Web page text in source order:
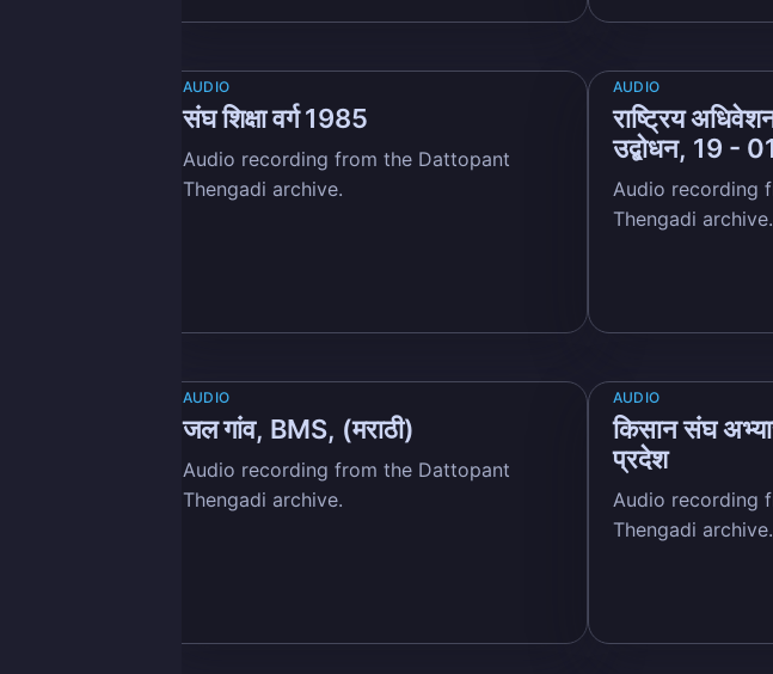
AUDIO
संघ शिक्षा वर्ग 1985
Audio recording from the Dattopant
Thengadi archive.
AUDIO
राष्ट्रिय
उद्बोधन, 19 -
Audio recording
Thengadi archive.
AUDIO
जल गांव, BMS, (मराठी)
Audio recording from the Dattopant
Thengadi archive.
AUDIO
किसान संघ
प्रदेश
Audio recording
Thengadi archive.
Stay up to date! Get all